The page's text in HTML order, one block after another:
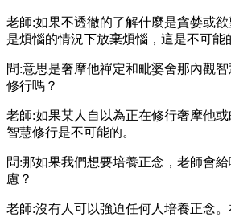
老師:如果不透徹的了解什麼是貪婪或
是煩惱的情況下放棄煩惱，這是不可能
問:意思是奢摩他禪定和毗婆舍那內觀智
修行嗎？
老師:如果某人自以為正在修行奢摩他
智慧修行是不可能的。
問:那如果我們想要培養正念，老師會
慮？
老師:沒有人可以強迫任何人培養正念。